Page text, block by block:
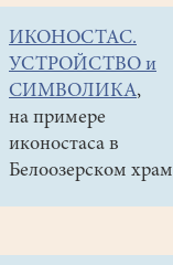
ИКОНОСТАС.
УСТРОЙСТВО и
СИМВОЛИКА,
на примере
иконостаса в
Белоозерском